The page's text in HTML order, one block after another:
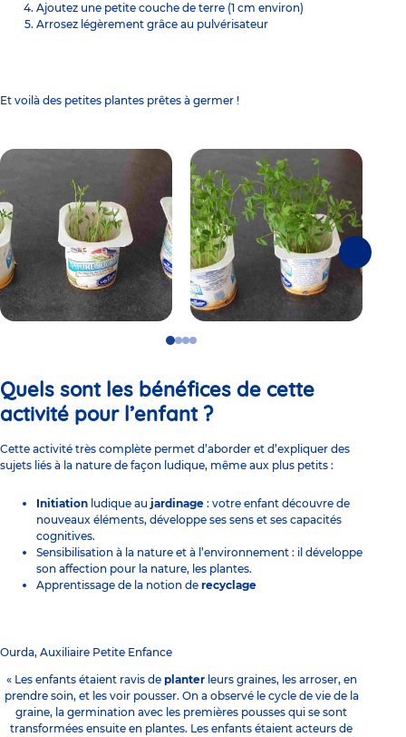
Ajoutez une petite couche de terre (1 cm environ)
Arrosez légèrement grâce au pulvérisateur
Et voilà des petites plantes prêtes à germer !
Go
1
Go
2
Go
3
Go
4
Quels sont les bénéfices de cette
activité pour l’enfant ?
Cette activité très complète permet d’aborder et d’expliquer des
sujets liés à la nature de façon ludique, même aux plus petits :
Initiation ludique au jardinage : votre enfant découvre de
nouveaux éléments, développe ses sens et ses capacités
cognitives.
Sensibilisation à la nature et à l’environnement : il développe
son affection pour la nature, les plantes.
Apprentissage de la notion de recyclage
Ourda, Auxiliaire Petite Enfance
« Les enfants étaient ravis de planterleurs graines, les arroser, en
prendre soin, et les voir pousser. On a observé le cycle de vie de la
graine, la germination avec les premières pousses qui se sont
transformées ensuite en plantes. Les enfants étaient acteurs de